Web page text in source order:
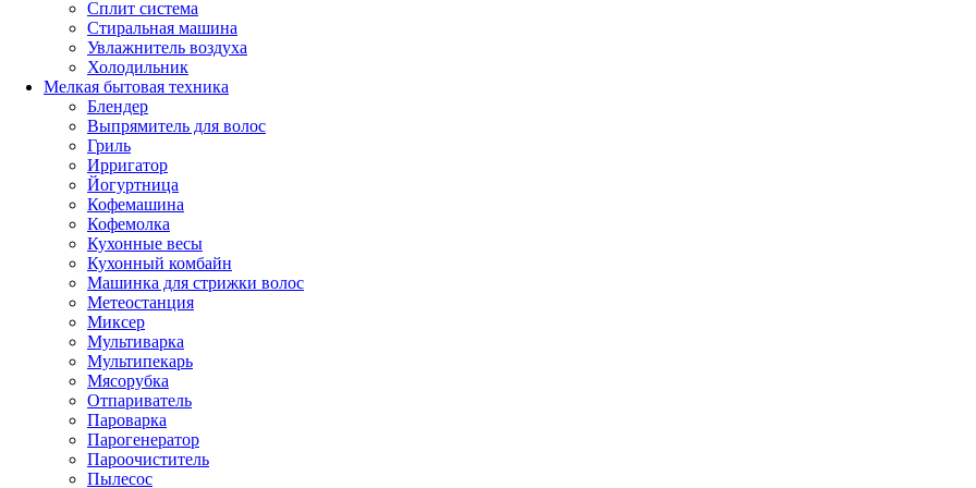
Сплит система
Стиральная машина
Увлажнитель воздуха
Холодильник
Мелкая бытовая техника
Блендер
Выпрямитель для волос
Гриль
Ирригатор
Йогуртница
Кофемашина
Кофемолка
Кухонные весы
Кухонный комбайн
Машинка для стрижки волос
Метеостанция
Миксер
Мультиварка
Мультипекарь
Мясорубка
Отпариватель
Пароварка
Парогенератор
Пароочиститель
Пылесос